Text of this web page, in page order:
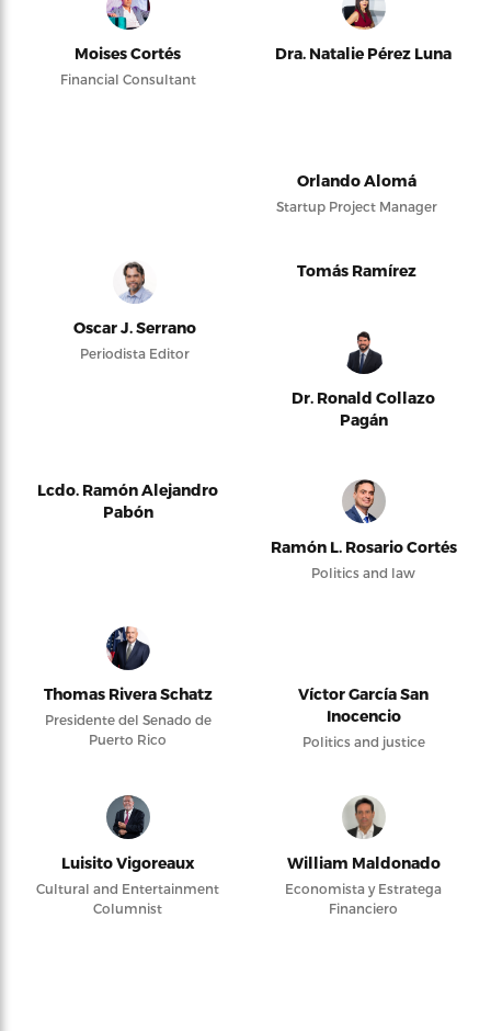
Moises Cortés
Financial Consultant
Dra. Natalie Pérez Luna
Orlando Alomá
Startup Project Manager
Oscar J. Serrano
Periodista Editor
Tomás Ramírez
Dr. Ronald Collazo
Pagán
Lcdo. Ramón Alejandro
Pabón
Ramón L. Rosario Cortés
Politics and law
Thomas Rivera Schatz
Presidente del Senado de
Puerto Rico
Víctor García San
Inocencio
Politics and justice
Luisito Vigoreaux
Cultural and Entertainment
Columnist
William Maldonado
Economista y Estratega
Financiero